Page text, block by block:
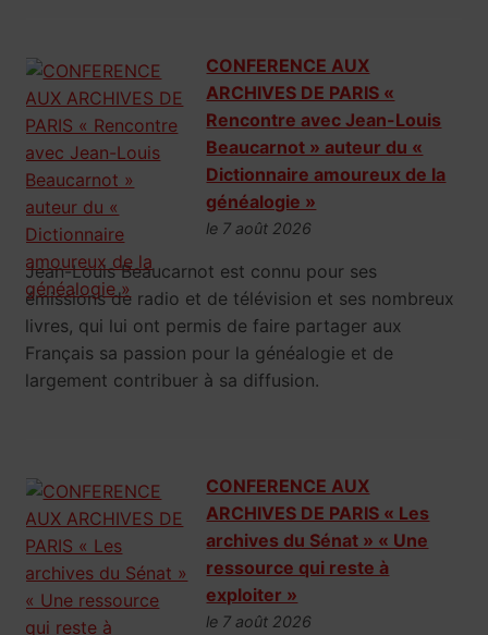
CONFERENCE AUX
ARCHIVES DE PARIS «
Rencontre avec Jean-Louis
Beaucarnot » auteur du «
Dictionnaire amoureux de la
généalogie »
le 7 août 2026
Jean-Louis Beaucarnot est connu pour ses
émissions de radio et de télévision et ses nombreux
livres, qui lui ont permis de faire partager aux
Français sa passion pour la généalogie et de
largement contribuer à sa diffusion.
CONFERENCE AUX
ARCHIVES DE PARIS « Les
archives du Sénat » « Une
ressource qui reste à
exploiter »
le 7 août 2026